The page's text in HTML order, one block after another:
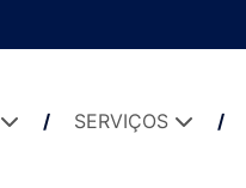
SERVIÇOS